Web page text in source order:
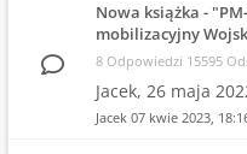
Nowa książka -
mobilizacyjny
8 Odpowiedzi 15595
Jacek, 26 maja
Jacek 07 kwie 2023,